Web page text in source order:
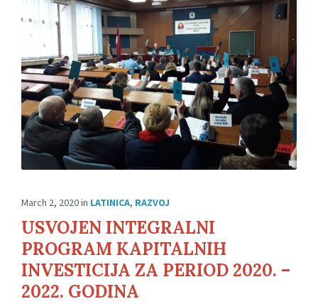
March 2, 2020in LATINICA, RAZVOJ
USVOJEN INTEGRALNI
PROGRAM KAPITALNIH
INVESTICIJA ZA PERIOD 2020. –
2022. GODINA